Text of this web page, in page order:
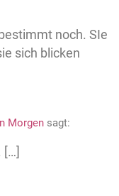
noch. SIe
sich blicken
Morgen sagt:
[…]